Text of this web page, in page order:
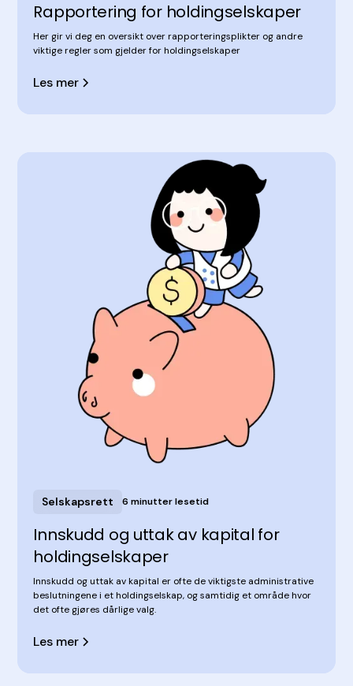
Rapportering for holdingselskaper
Her gir vi deg en oversikt over rapporteringsplikter og andre
viktige regler som gjelder for holdingselskaper
Les mer
Selskapsrett 6 minutter lesetid
Innskudd og uttak av kapital for
holdingselskaper
Innskudd og uttak av kapital er ofte de viktigste administrative
beslutningene i et holdingselskap, og samtidig et område hvor
det ofte gjøres dårlige valg.
Les mer